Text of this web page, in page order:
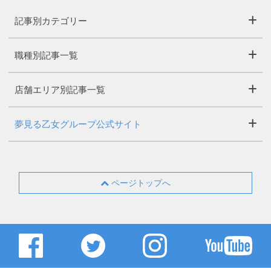
記事別カテゴリー
職種別記事一覧
店舗エリア別記事一覧
夢見る乙女グループ公式サイト
ページトップへ